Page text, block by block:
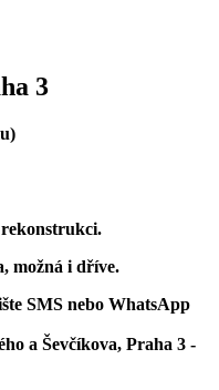
3
, možná i dříve.
SMS nebo WhatsApp
a Ševčíkova, Praha 3 -